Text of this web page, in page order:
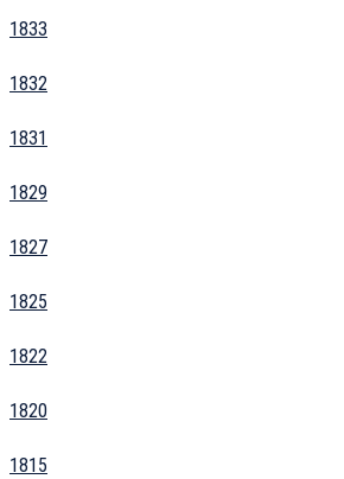
1833
1832
1831
1829
1827
1825
1822
1820
1815